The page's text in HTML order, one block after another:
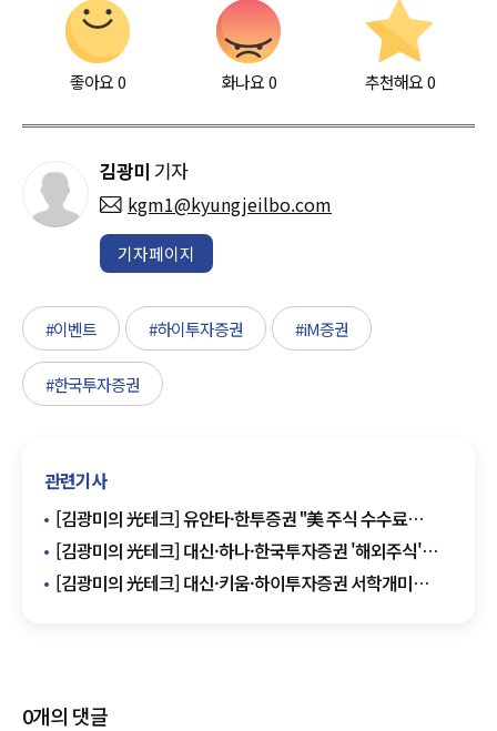
좋아요0 화나요0 추천해요 0
김광미 기자
kgm1@kyungjeilbo.com
기자페이지
#이벤트 #하이투자증권 #iM증권
#한국투자증권
관련기사
[김광미의 光테크] 유안타·한투증권 "美 주식 수수료
0%"…KB증권 "주식옵션 수수료 할인"
[김광미의 光테크] 대신·하나·한국투자증권 '해외주식'
이벤트…거래하면 지원금·해외주식 덤으로
[김광미의 光테크] 대신·키움·하이투자증권 서학개미
0개의 댓글